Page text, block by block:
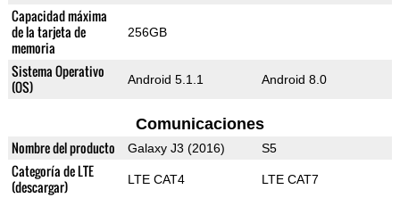
Capacidad máxima
de la tarjeta de
memoria
256GB
Sistema Operativo
(OS)
Android 5.1.1 Android 8.0
Comunicaciones
Nombre del producto Galaxy J3 (2016) S5
Categoría de LTE
(descargar)
LTE CAT4 LTE CAT7